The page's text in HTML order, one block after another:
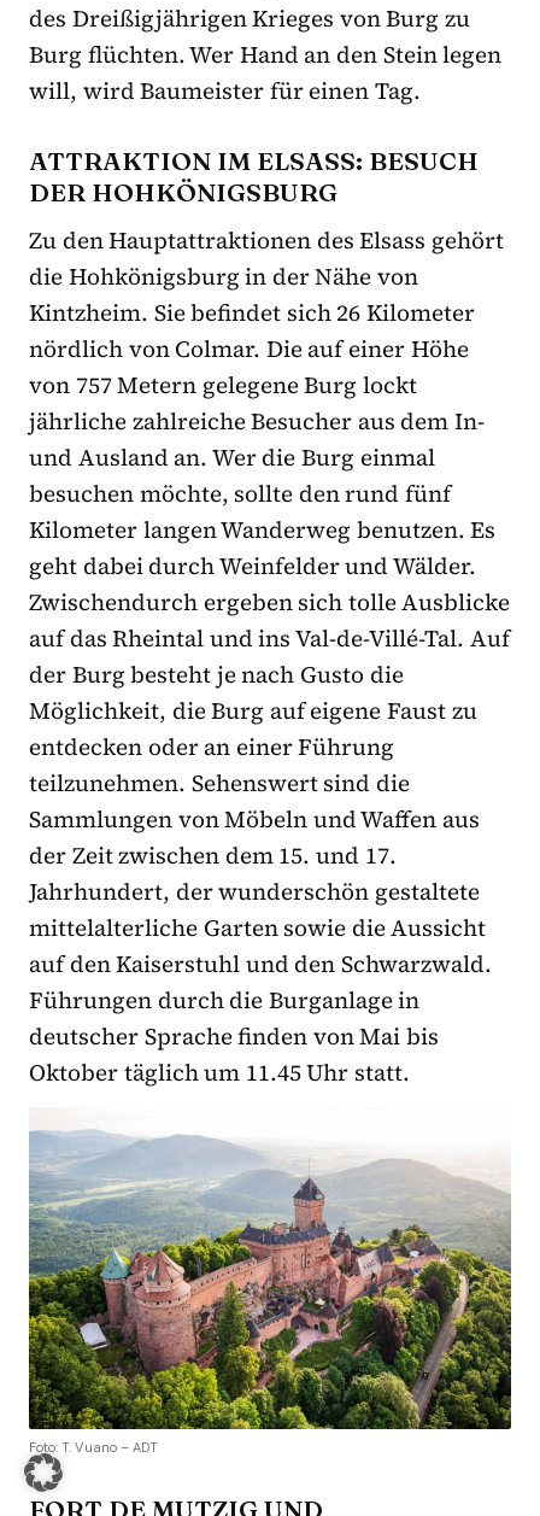
des Dreißigjährigen Krieges von Burg zu
Burg flüchten. Wer Hand an den Stein legen
will, wird Baumeister für einen Tag.
ATTRAKTION IM ELSASS: BESUCH
DER HOHKÖNIGSBURG
Zu den Hauptattraktionen des Elsass gehört
die Hohkönigsburg in der Nähe von
Kintzheim. Sie befindet sich 26 Kilometer
nördlich von Colmar. Die auf einer Höhe
von 757 Metern gelegene Burg lockt
jährliche zahlreiche Besucher aus dem In-
und Ausland an. Wer die Burg einmal
besuchen möchte, sollte den rund fünf
Kilometer langen Wanderweg benutzen. Es
geht dabei durch Weinfelder und Wälder.
Zwischendurch ergeben sich tolle Ausblicke
auf das Rheintal und ins Val-de-Villé-Tal. Auf
der Burg besteht je nach Gusto die
Möglichkeit, die Burg auf eigene Faust zu
entdecken oder an einer Führung
teilzunehmen. Sehenswert sind die
Sammlungen von Möbeln und Waffen aus
der Zeit zwischen dem 15. und 17.
Jahrhundert, der wunderschön gestaltete
mittelalterliche Garten sowie die Aussicht
auf den Kaiserstuhl und den Schwarzwald.
Führungen durch die Burganlage in
deutscher Sprache finden von Mai bis
Oktober täglich um 11.45 Uhr statt.
Foto: T. Vuano – ADT
FORT DE MUTZIG UND